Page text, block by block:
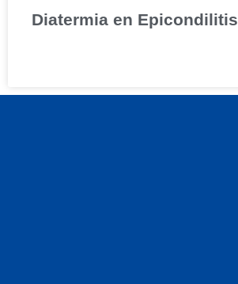
Diatermia en Epicondilitis